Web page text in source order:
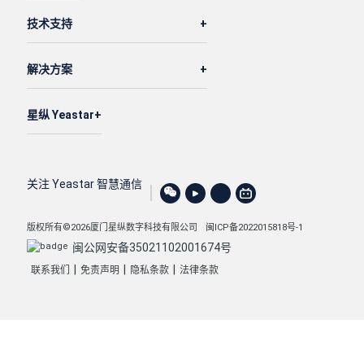
技术支持
解决方案
星纵 Yeastar
关注 Yeastar 智慧通信
版权所有©2026厦门星纵数字科技有限公司 闽ICP备2022015818号-1
闽公网安备35021102001674号
联系我们 免责声明 隐私条款 法律条款